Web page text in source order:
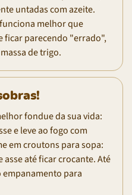
untadas com azeite.
melhor que
ficar parecendo "errado",
de trigo.
fondue da sua vida:
e leve ao fogo com
em croutons para sopa:
até ficar crocante. Até
empanamento para